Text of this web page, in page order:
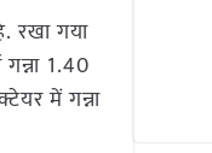
रखा गया
1.40
में गन्ना